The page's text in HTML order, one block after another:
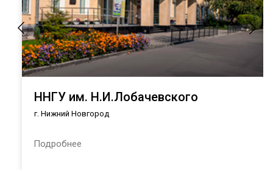
ННГУ им. Н.И.Лобачевского
г. Нижний Новгород
Подробнее